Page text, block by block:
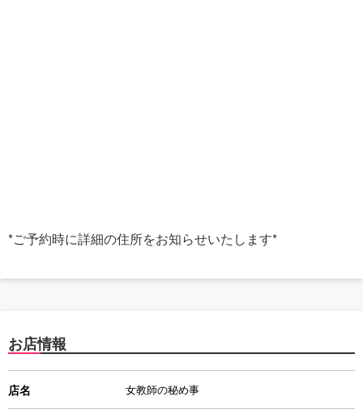
*ご予約時に詳細の住所をお知らせいたします*
お店情報
店名 女教師の秘め事